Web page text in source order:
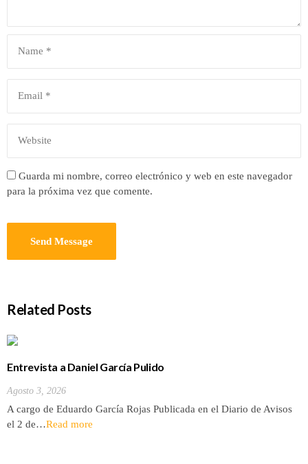
Guarda mi nombre, correo electrónico y web en este navegador
para la próxima vez que comente.
Related Posts
Entrevista a Daniel García Pulido
Agosto 3, 2026
A cargo de Eduardo García Rojas Publicada en el Diario de Avisos
el 2 de…Read more